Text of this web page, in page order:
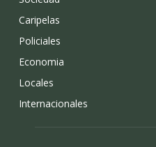
Caripelas
Policiales
Economia
Locales
Internacionales